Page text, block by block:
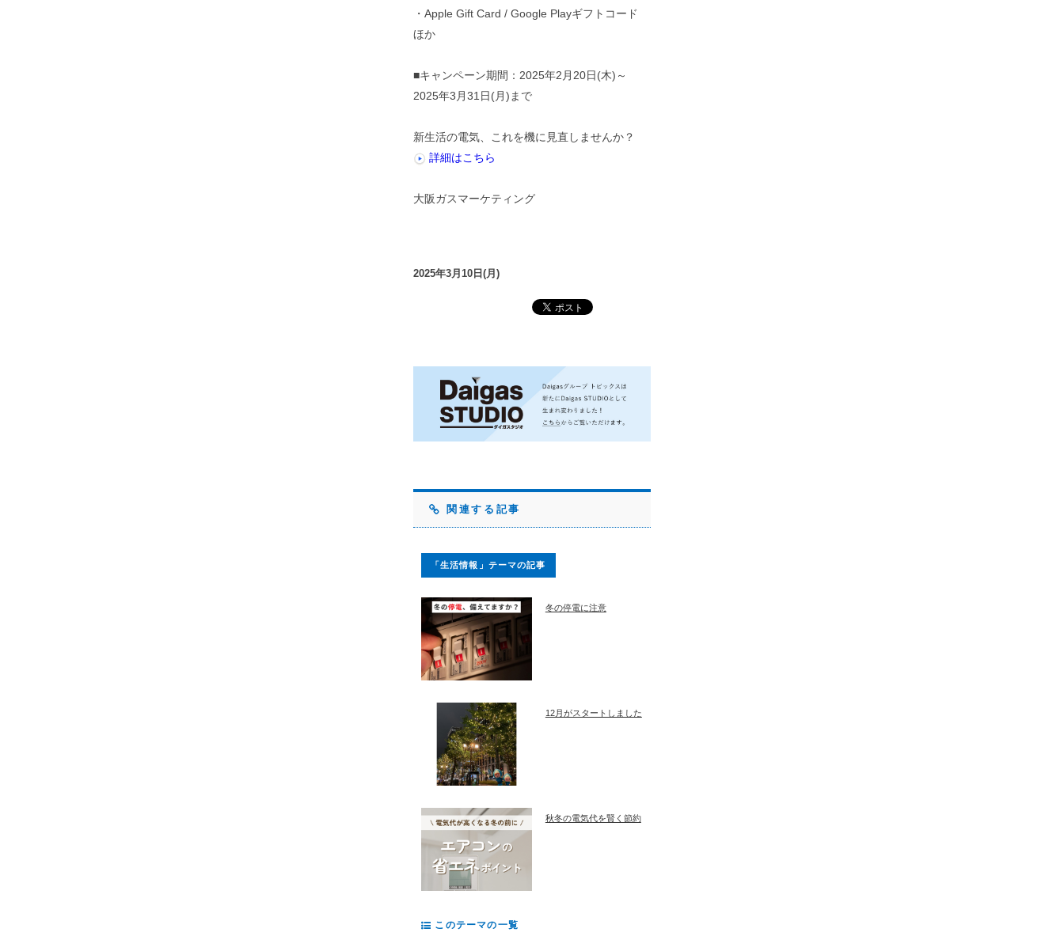
・Apple Gift Card / Google Playギフトコード
ほか
■キャンペーン期間：2025年2月20日(木)～
2025年3月31日(月)まで
新生活の電気、これを機に見直しませんか？
詳細はこちら
大阪ガスマーケティング
2025年3月10日(月)
関連する記事
「生活情報」テーマの記事
冬の停電に注意
12月がスタートしました
秋冬の電気代を賢く節約
このテーマの一覧